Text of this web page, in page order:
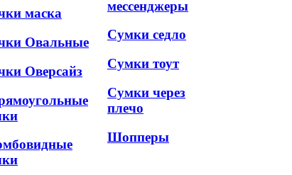
маска
Овальные
Оверсайз
мессенджеры
Сумки седло
Сумки тоут
Сумки через
плечо
Шопперы